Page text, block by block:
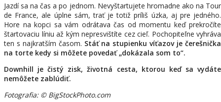
Jazdí sa na čas a po jednom. Nevyštartujete hromadne ako na Tour
de France, ale úplne sám, trať je totiž príliš úzka, aj pre jedného.
Hore na kopci sa vám odrátava čas od momentu keď prekročíte
štartovaciu líniu až kým nepresvištíte cez cieľ. Pochopiteľne vyhráva
ten s najkratším časom. Stáť na stupienku víťazov je čerešnička
na torte kedy si môžete povedať „dokázala som to“.
Downhill je čistý zisk, životná cesta, ktorou keď sa vydáte
nemôžete zablúdiť.
Fotografia: © BigStockPhoto.com